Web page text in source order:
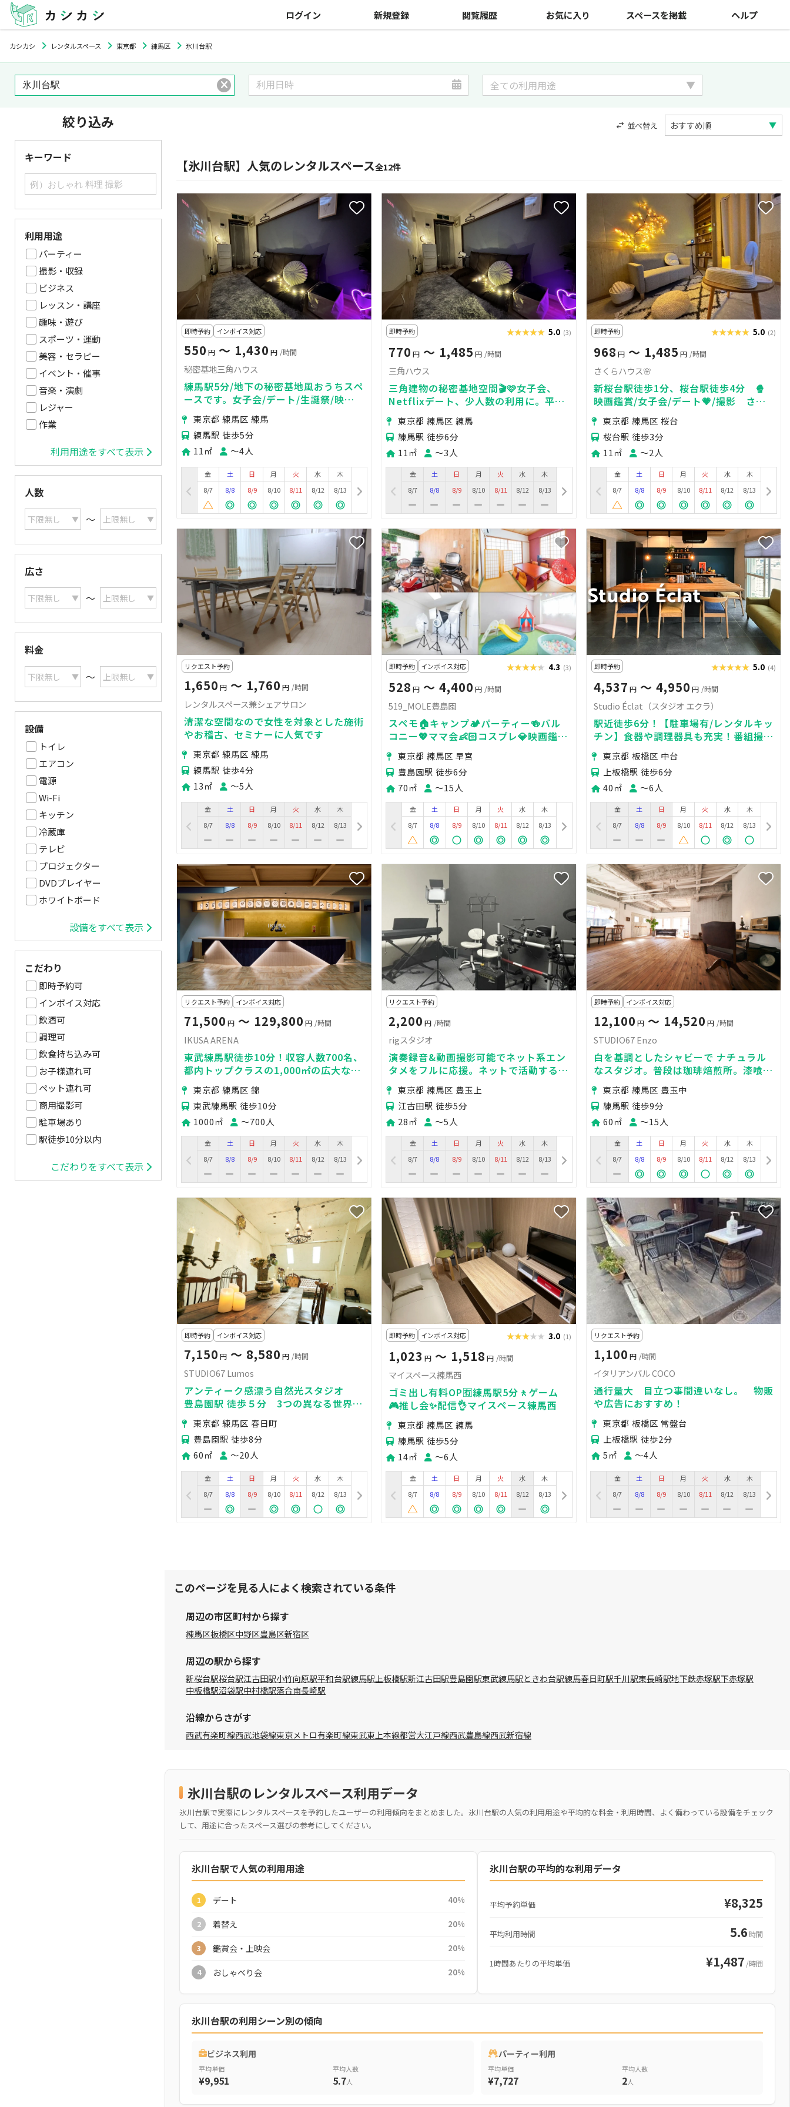
ログイン 新規登録 閲覧履歴 お気に入り スペースを掲載 ヘルプ
カシカシ レンタルスペース 東京都 練馬区 氷川台駅
絞り込み
キーワード
利用用途
パーティー
撮影・収録
ビジネス
レッスン・講座
趣味・遊び
スポーツ・運動
美容・セラピー
イベント・催事
音楽・演劇
レジャー
作業
利用用途をすべて表示
人数
〜
広さ
〜
料金
〜
設備
テレビ
キッチン
プロジェクター
ホワイトボード
DVDプレイヤー
トイレ
冷蔵庫
エアコン
電源
Wi-Fi
設備をすべて表示
こだわり
即時予約可
インボイス対応
駅徒歩10分以内
飲酒可
調理可
飲食持ち込み可
お子様連れ可
ペット連れ可
商用撮影可
駐車場あり
こだわりをすべて表示
並べ替え
【氷川台駅】人気のレンタルスペース全12件
即時予約 インボイス対応
550 円 〜 1,430 円 /時間
秘密基地三角ハウス
練馬駅5分/地下の秘密基地風おうちスペ
ースです。女子会/デート/生誕祭/映画
鑑賞会/少人数利用にぴったり！買い出
しも便利！
東京都 練馬区 練馬
練馬駅 徒歩5分
11㎡
〜4人
金
8/7
土
8/8
日
8/9
月
8/10
火
8/11
水
8/12
木
8/13
即時予約 ★★★★★
★★★★★5.0 (3)
770 円 〜 1,485 円 /時間
三角ハウス
三角建物の秘密基地空間🎬🩷女子会、
Netflixデート、少人数の利用に。平日
1時800円(税抜)～から。Wi-Fi完備🛜練
馬駅5分
東京都 練馬区 練馬
練馬駅 徒歩6分
11㎡
〜3人
金
8/7
土
8/8
日
8/9
月
8/10
火
8/11
水
8/12
木
8/13
即時予約 ★★★★★
★★★★★5.0 (2)
968 円〜 1,485 円 /時間
さくらハウス🌸
新桜台駅徒歩1分、桜台駅徒歩4分 🍿
映画鑑賞/女子会/デート💗/撮影 さま
ざまな用途で利用可能✨
東京都 練馬区 桜台
桜台駅 徒歩3分
11㎡
〜2人
金
8/7
土
8/8
日
8/9
月
8/10
火
8/11
水
8/12
木
8/13
リクエスト予約
1,650 円 〜 1,760 円 /時間
レンタルスペース兼シェアサロン
清潔な空間なので女性を対象とした施術
やお稽古、セミナーに人気です
東京都 練馬区 練馬
練馬駅 徒歩4分
13㎡
〜5人
金
8/7
土
8/8
日
8/9
月
8/10
火
8/11
水
8/12
木
8/13
即時予約 インボイス対応 ★★★★★
★★★★★ 4.3 (3)
528 円 〜 4,400 円 /時間
519_MOLE豊島園
スペモ🏠キャンプ🏕パーティー🍻バル
コニー💖ママ会👶🏻コスプレ💎映画鑑賞
🎥519_MOLE豊島園
東京都 練馬区 早宮
豊島園駅 徒歩6分
70㎡
〜15人
金
8/7
土
8/8
日
8/9
月
8/10
火
8/11
水
8/12
木
8/13
即時予約 ★★★★★
★★★★★5.0 (4)
4,537 円〜 4,950 円 /時間
Studio Éclat（スタジオ エクラ）
駅近徒歩6分！【駐車場有/レンタルキッ
チン】食器や調理器具も充実！番組撮影
やパーティーに使える多目的スペースで
す。東京都 板橋区 中台
上板橋駅 徒歩6分
40㎡
〜6人
金
8/7
土
8/8
日
8/9
月
8/10
火
8/11
水
8/12
木
8/13
リクエスト予約 インボイス対応
71,500 円 〜 129,800 円 /時間
IKUSA ARENA
東武練馬駅徒歩10分！収容人数700名、
都内トップクラスの1,000㎡の広大なス
ペース★
東京都 練馬区 錦
東武練馬駅 徒歩10分
1000㎡
〜700人
金
8/7
土
8/8
日
8/9
月
8/10
火
8/11
水
8/12
木
8/13
リクエスト予約
2,200 円 /時間
rigスタジオ
演奏録音&動画撮影可能でネット系エン
タメをフルに応援。ネットで活動する
YouTuber、歌い手、演奏者、コスプレ
イヤーに最適！
東京都 練馬区 豊玉上
江古田駅 徒歩5分
28㎡
〜5人
金
8/7
土
8/8
日
8/9
月
8/10
火
8/11
水
8/12
木
8/13
即時予約 インボイス対応
12,100 円〜 14,520 円 /時間
STUDIO67 Enzo
白を基調としたシャビーで ナチュラル
なスタジオ。普段は珈琲焙煎所。漆喰の
大きな壁にアンティーク家具、 優しい
光が差し込みます。
東京都 練馬区 豊玉中
練馬駅 徒歩9分
60㎡
〜15人
金
8/7
土
8/8
日
8/9
月
8/10
火
8/11
水
8/12
木
8/13
即時予約 インボイス対応
7,150 円 〜 8,580 円 /時間
STUDIO67 Lumos
アンティーク感漂う自然光スタジオ
豊島園駅 徒歩５分 3つの異なる世界観
の部屋に自然光が差し込みます ムービ
ー同録にも適したスタジオ
東京都 練馬区 春日町
豊島園駅 徒歩8分
60㎡
〜20人
金
8/7
土
8/8
日
8/9
月
8/10
火
8/11
水
8/12
木
8/13
即時予約 インボイス対応 ★★★★★
★★★★★3.0 (1)
1,023 円 〜 1,518 円 /時間
マイスペース練馬西
ゴミ出し有料OP🈶練馬駅5分‍🚶‍ゲーム
🎮推し会✨配信👌マイスペース練馬西
東京都 練馬区 練馬
練馬駅 徒歩5分
14㎡
〜6人
金
8/7
土
8/8
日
8/9
月
8/10
火
8/11
水
8/12
木
8/13
リクエスト予約
1,100 円 /時間
イタリアンバル COCO
通行量大 目立つ事間違いなし。 物販
や広告におすすめ！
東京都 板橋区 常盤台
上板橋駅 徒歩2分
5㎡
〜4人
金
8/7
土
8/8
日
8/9
月
8/10
火
8/11
水
8/12
木
8/13
このページを見る人によく検索されている条件
周辺の市区町村から探す
練馬区板橋区中野区豊島区新宿区
周辺の駅から探す
新桜台駅桜台駅江古田駅小竹向原駅平和台駅練馬駅 上板橋駅新江古田駅豊島園駅東武練馬駅ときわ台駅練馬春日町駅千川駅東長崎駅地下鉄赤塚駅下赤塚駅
中板橋駅沼袋駅中村橋駅落合南長崎駅
沿線からさがす
西武有楽町線西武池袋線東京メトロ有楽町線東武東上本線都営大江戸線西武豊島線西武新宿線
氷川台駅のレンタルスペース利用データ
氷川台駅で実際にレンタルスペースを予約したユーザーの利用傾向をまとめました。氷川台駅の人気の利用用途や平均的な料金・利用時間、よく備わっている設備をチェック
して、用途に合ったスペース選びの参考にしてください。
氷川台駅で人気の利用用途
1 デート 40%
2 着替え 20%
3 鑑賞会・上映会 20%
4 おしゃべり会 20%
氷川台駅の平均的な利用データ
平均予約単価 ¥8,325
平均利用時間 5.6時間
1時間あたりの平均単価 ¥1,487 /時間
氷川台駅の利用シーン別の傾向
ビジネス利用
平均単価
¥9,951
平均人数
5.7人
パーティー利用
平均単価
¥7,727
平均人数
2人